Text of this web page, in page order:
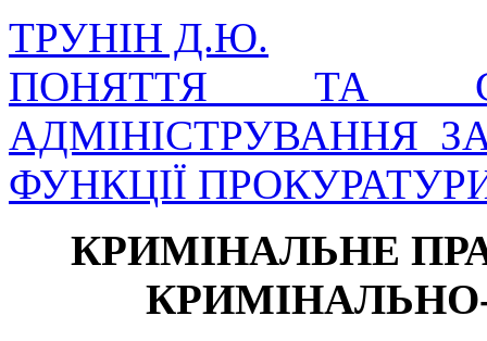
ТРУНІН Д.Ю.
ПОНЯТТЯ ТА
АДМІНІСТРУВАННЯ
ФУНКЦІЇ
КРИМІНАЛЬНЕ